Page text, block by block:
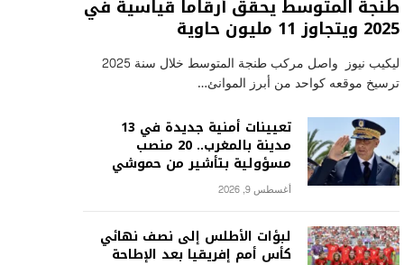
طنجة المتوسط يحقق أرقاماً قياسية في
2025 ويتجاوز 11 مليون حاوية
ليكيب نيوز واصل مركب طنجة المتوسط خلال سنة 2025
ترسيخ موقعه كواحد من أبرز الموانئ…
تعيينات أمنية جديدة في 13
مدينة بالمغرب.. 20 منصب
مسؤولية بتأشير من حموشي
أغسطس 9, 2026
لبؤات الأطلس إلى نصف نهائي
كأس أمم إفريقيا بعد الإطاحة